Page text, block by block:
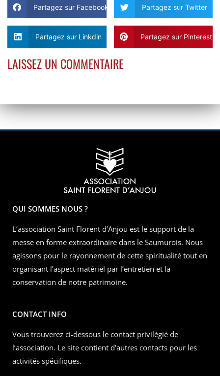
Partagez sur Facebook Partagez sur Twitter
Partagez sur Linkdin Partagez sur Pinterest
LAISSEZ UN COMMENTAIRE
QUI SOMMES NOUS ?
L’association Saint Florent d’Anjou est le support de la
messe en forme extraordinaire dans le Saumurois. Nous
agissons pour le rayonnement de cette spiritualité tout en
organisant l’aspect matériel par l’entretien et la
conservation de notre patrimoine.
CONTACT INFO
Vous trouverez ci-dessous le contact privilégié de
l’association. Le site contient d’autres contacts pour les
activités spécifiques.